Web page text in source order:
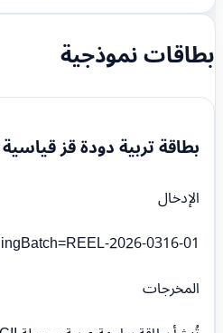
بطاقات نموذجية
بطاقة تربية دودة قز قياسية
الإدخال
2026-0316-01
المخرجات